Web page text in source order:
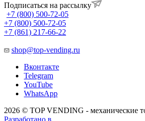
Подписаться на рассылку
+7 (800) 500-72-05
+7 (800) 500-72-05
+7 (861) 217-66-22
shop@top-vending.ru
Вконтакте
Telegram
YouTube
WhatsApp
2026 © TOP VENDING - механические
Разработано в